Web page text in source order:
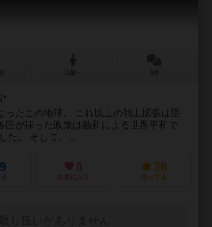
ったこの地球。 これ以上の領土拡張は望
国が採った政策は融和による世界平和で
た。 そして、...
8
お気に入り
38
持ってる